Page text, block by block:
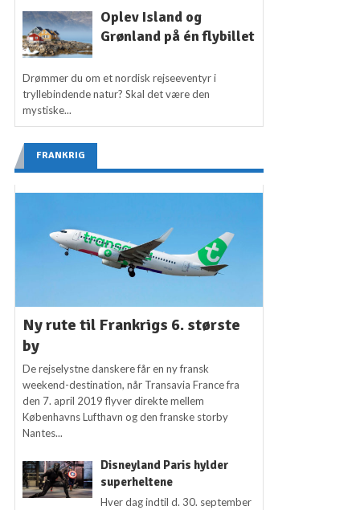
Oplev Island og
Grønland på én flybillet
Drømmer du om et nordisk rejseeventyr i
tryllebindende natur? Skal det være den
mystiske...
FRANKRIG
Ny rute til Frankrigs 6. største
by
De rejselystne danskere får en ny fransk
weekend-destination, når Transavia France fra
den 7. april 2019 flyver direkte mellem
Københavns Lufthavn og den franske storby
Nantes...
Disneyland Paris hylder
superheltene
Hver dag indtil d. 30. september